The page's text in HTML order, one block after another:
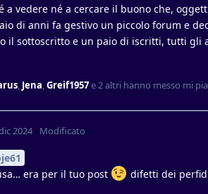
a vedere né a cercare il buono che,
di anni fa gestivo un piccolo forum e
il sottoscritto e un paio di iscritti, tutti gli
, Jena,Greif1957e2altri hanno messo mi
2024 Modificato
era per il tuo post
difetti dei